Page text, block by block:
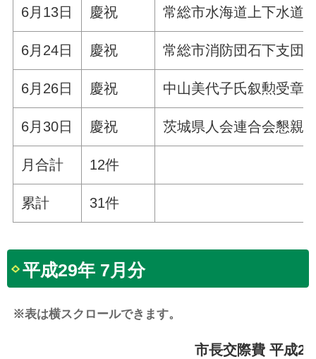
6月13日 慶祝 常総市水海道上下水道
6月24日 慶祝 常総市消防団石下支団
6月26日 慶祝 中山美代子氏叙勲受章
6月30日 慶祝 茨城県人会連合会懇親
月合計 12件
累計 31件
平成29年 7月分
※表は横スクロールできます。
市長交際費 平成